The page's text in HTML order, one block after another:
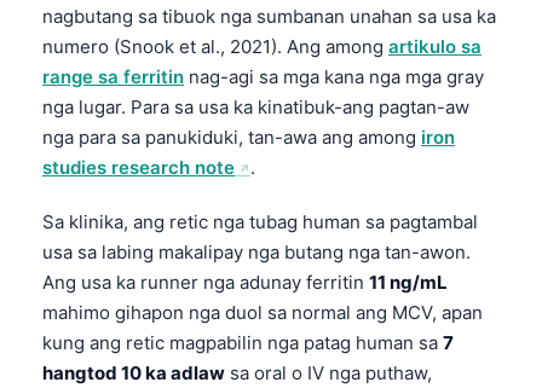
nagbutang sa tibuok nga sumbanan unahan sa usa ka
numero (Snook et al., 2021). Ang among artikulo sa
range sa ferritin nag-agi sa mga kana nga mga gray
nga lugar. Para sa usa ka kinatibuk-ang pagtan-aw
nga para sa panukiduki, tan-awa ang among iron
studies research note
.
Sa klinika, ang retic nga tubag human sa pagtambal
usa sa labing makalipay nga butang nga tan-awon.
Ang usa ka runner nga adunay ferritin 11 ng/mL
mahimo gihapon nga duol sa normal ang MCV, apan
kung ang retic magpabilin nga patag human sa 7
hangtod 10 ka adlaw sa oral o IV nga puthaw,